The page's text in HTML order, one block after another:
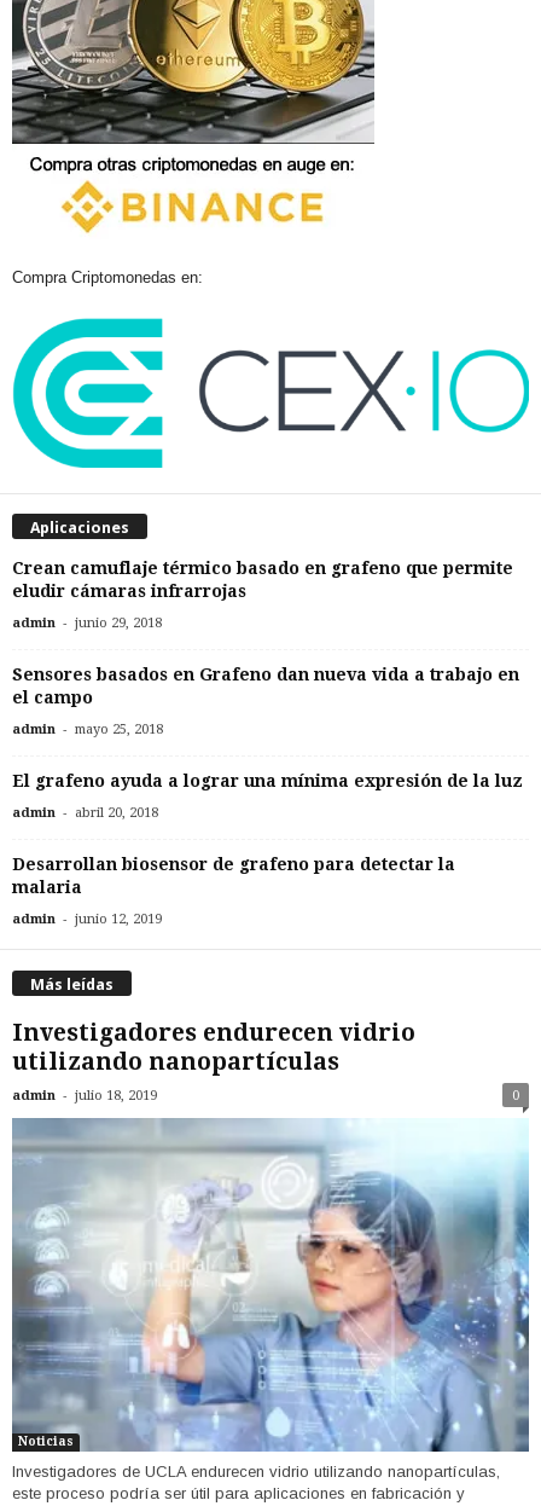
Compra Criptomonedas en:
Aplicaciones
Crean camuflaje térmico basado en grafeno que permite
eludir cámaras infrarrojas
admin - junio 29, 2018
Sensores basados en Grafeno dan nueva vida a trabajo en
el campo
admin - mayo 25, 2018
El grafeno ayuda a lograr una mínima expresión de la luz
admin - abril 20, 2018
Desarrollan biosensor de grafeno para detectar la
malaria
admin - junio 12, 2019
Más leídas
Investigadores endurecen vidrio
utilizando nanopartículas
admin - julio 18, 2019 0
Noticias
Investigadores de UCLA endurecen vidrio utilizando nanopartículas,
este proceso podría ser útil para aplicaciones en fabricación y